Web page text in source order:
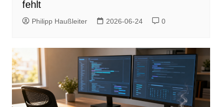
fehlt
Philipp Haußleiter 2026-06-24 0